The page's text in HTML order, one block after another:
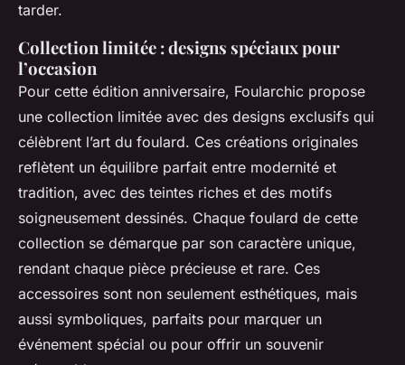
tarder.
Collection limitée : designs spéciaux pour
l’occasion
Pour cette édition anniversaire, Foularchic propose
une collection limitée avec des designs exclusifs qui
célèbrent l’art du foulard. Ces créations originales
reflètent un équilibre parfait entre modernité et
tradition, avec des teintes riches et des motifs
soigneusement dessinés. Chaque foulard de cette
collection se démarque par son caractère unique,
rendant chaque pièce précieuse et rare. Ces
accessoires sont non seulement esthétiques, mais
aussi symboliques, parfaits pour marquer un
événement spécial ou pour offrir un souvenir